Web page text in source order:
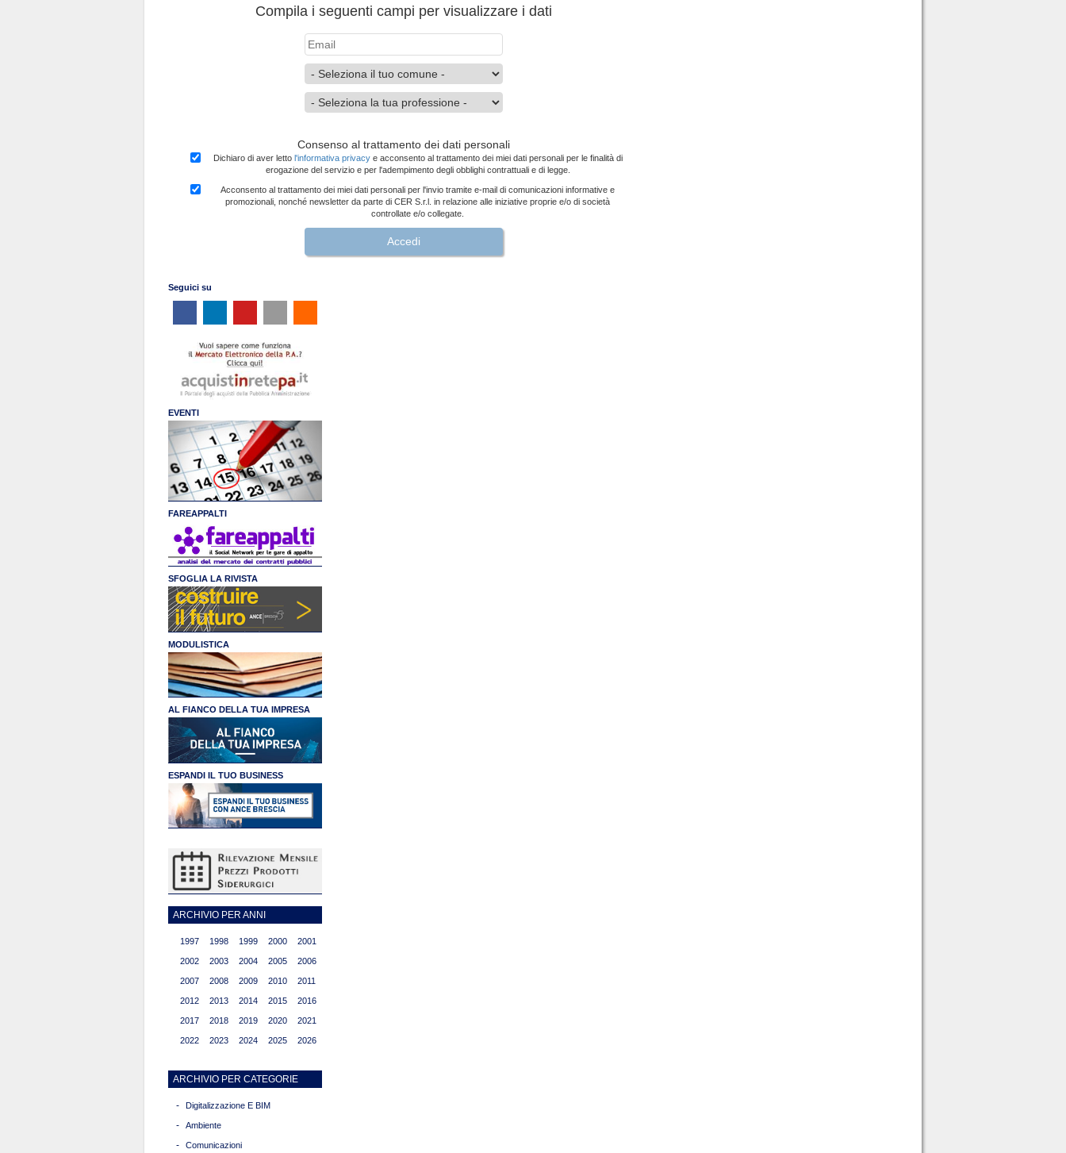
Compila i seguenti campi per visualizzare i dati
Consenso al trattamento dei dati personali
Dichiaro di aver letto l'informativa privacye acconsento al trattamento dei miei dati personali per le finalità di
erogazione del servizio e per l'adempimento degli obblighi contrattuali e di legge.
Acconsento al trattamento dei miei dati personali per l'invio tramite e-mail di comunicazioni informative e
promozionali, nonché newsletter da parte di CER S.r.l. in relazione alle iniziative proprie e/o di società
controllate e/o collegate.
Seguici su
EVENTI
FAREAPPALTI
SFOGLIA LA RIVISTA
MODULISTICA
AL FIANCO DELLA TUA IMPRESA
ESPANDI IL TUO BUSINESS
ARCHIVIO PER ANNI
1997 1998 1999 2000 2001
2002 2003 2004 2005 2006
2007 2008 2009 2010 2011
2012 2013 2014 2015 2016
2017 2018 2019 2020 2021
2022 2023 2024 2025 2026
ARCHIVIO PER CATEGORIE
- Digitalizzazione E BIM
- Ambiente
- Comunicazioni